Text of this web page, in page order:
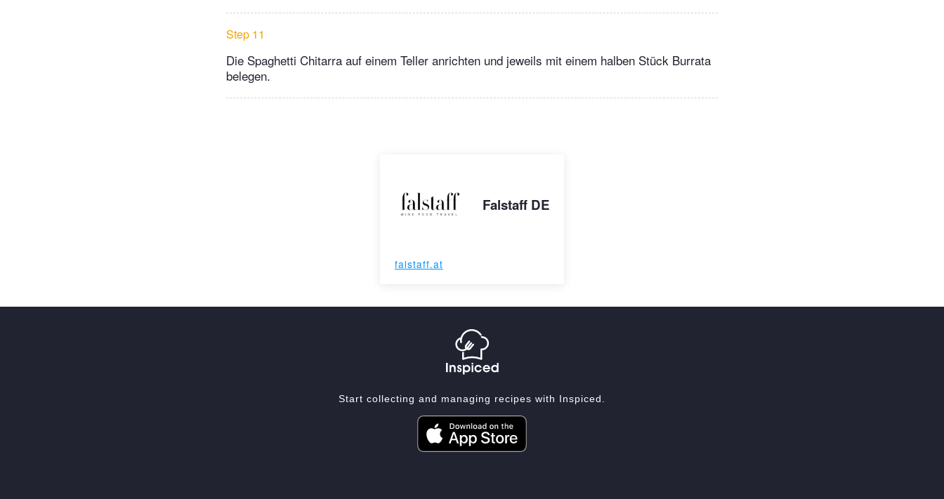
Step 11
Die Spaghetti Chitarra auf einem Teller anrichten und jeweils mit einem halben Stück Burrata
belegen.
Falstaff DE
falstaff.at
Start collecting and managing recipes with Inspiced.